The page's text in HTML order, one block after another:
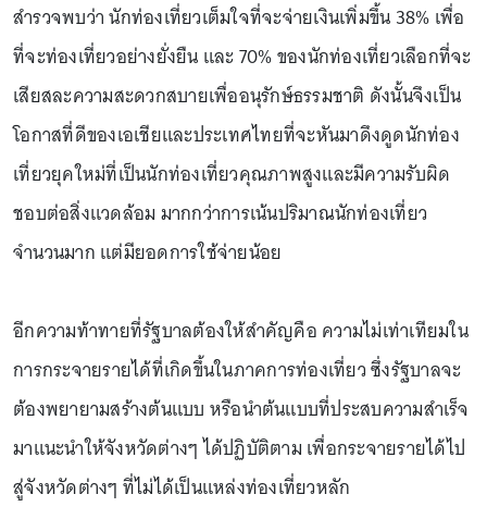
สำรวจพบว่า นักท่องเที่ยวเต็มใจที่จะจ่ายเงินเพิ่มขึ้น 38% เพื่อ
ที่จะท่องเที่ยวอย่างยั่งยืน และ 70% ของนักท่องเที่ยวเลือกที่จะ
เสียสละความสะดวกสบายเพื่ออนุรักษ์ธรรมชาติ ดังนั้นจึงเป็น
โอกาสที่ดีของเอเชียและประเทศไทยที่จะหันมาดึงดูดนักท่อง
เที่ยวยุคใหม่ที่เป็นนักท่องเที่ยวคุณภาพสูงและมีความรับผิด
ชอบต่อสิ่งแวดล้อม มากกว่าการเน้นปริมาณนักท่องเที่ยว
จำนวนมาก แต่มียอดการใช้จ่ายน้อย
อีกความท้าทายที่รัฐบาลต้องให้สำคัญคือ ความไม่เท่าเทียมใน
การกระจายรายได้ที่เกิดขึ้นในภาคการท่องเที่ยว ซึ่งรัฐบาลจะ
ต้องพยายามสร้างต้นแบบ หรือนำต้นแบบที่ประสบความสำเร็จ
มาแนะนำให้จังหวัดต่างๆ ได้ปฏิบัติตาม เพื่อกระจายรายได้ไป
สู่จังหวัดต่างๆ ที่ไม่ได้เป็นแหล่งท่องเที่ยวหลัก